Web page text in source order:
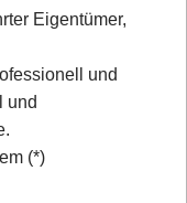
Eigentümer,
und
und
(*)